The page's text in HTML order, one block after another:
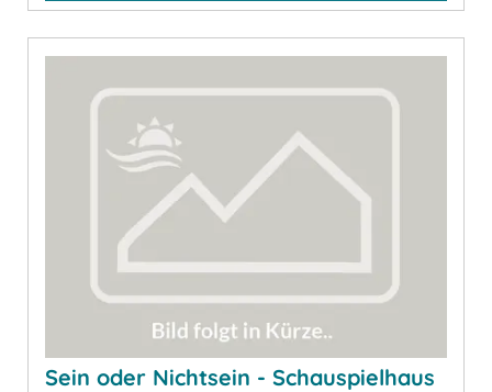
Sein oder Nichtsein - Schauspielhaus